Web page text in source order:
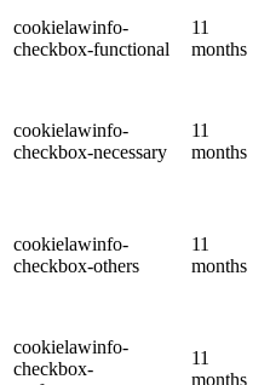
cookielawinfo-
checkbox-functional
11
months
cookielawinfo-
checkbox-necessary
11
months
cookielawinfo-
checkbox-others
11
months
cookielawinfo-
checkbox-
11
months